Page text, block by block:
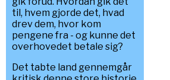
til, hvem gjorde det, hvad
drev dem, hvor kom
pengene fra - og kunne det
overhovedet betale sig?
Det tabte land gennemgår